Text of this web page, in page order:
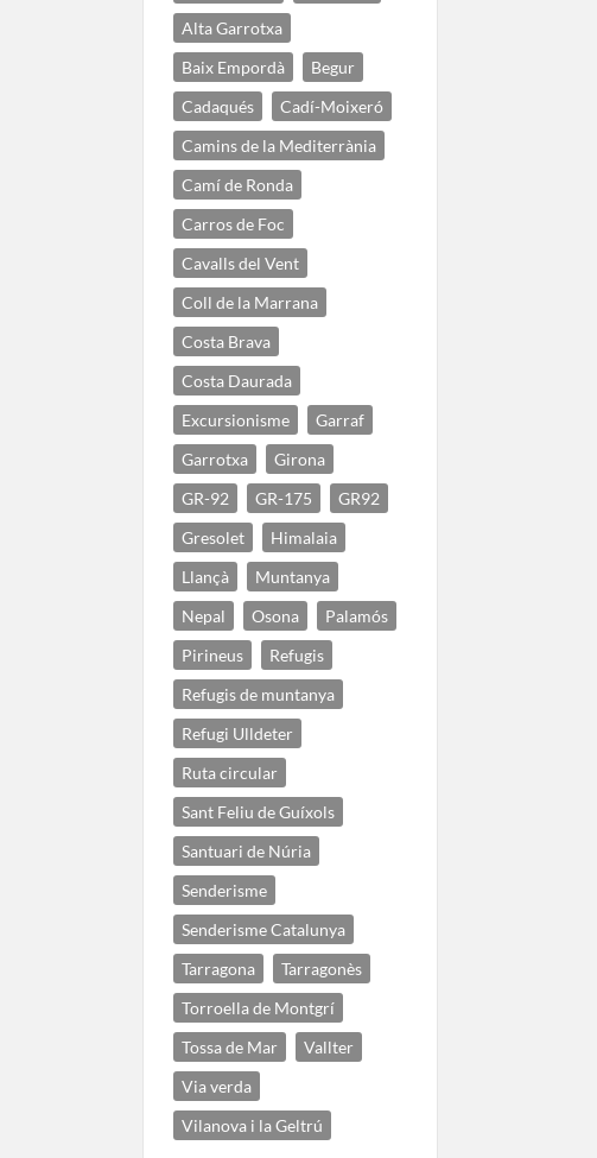
Alta Garrotxa
Baix Empordà
Begur
Cadaqués
Cadí-Moixeró
Camins de la Mediterrània
Camí de Ronda
Carros de Foc
Cavalls del Vent
Coll de la Marrana
Costa Brava
Costa Daurada
Excursionisme
Garraf
Garrotxa
Girona
GR-92
GR-175
GR92
Gresolet
Himalaia
Llançà
Muntanya
Nepal
Osona
Palamós
Pirineus
Refugis
Refugis de muntanya
Refugi Ulldeter
Ruta circular
Sant Feliu de Guíxols
Santuari de Núria
Senderisme
Senderisme Catalunya
Tarragona
Tarragonès
Torroella de Montgrí
Tossa de Mar
Vallter
Via verda
Vilanova i la Geltrú